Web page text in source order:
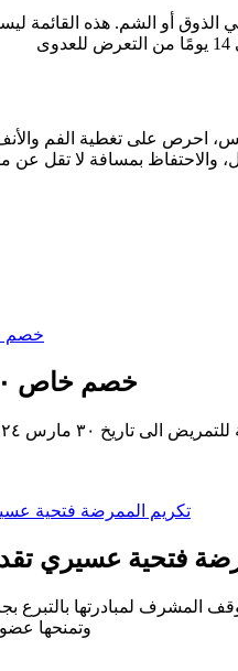
أو الشم. هذه القائمة
احرص على تغطية الفم
بمسافة لا تقل عن متر واحد
خصم خاص ١٠٪ لاعضاء الجمعية
فتحية عسيري
المشرف لمبادرتها بالتبرع
وتمنحها